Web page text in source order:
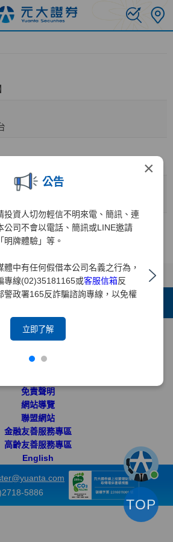
×
公告
投資人切勿輕信不明來電、簡訊、連
公司不會以電話、簡訊或LINE邀請
明牌體驗」等。
體中有任何假借本公司名義之行為，
專線(02)35181165或客服信箱反
警政署165反詐騙諮詢專線，以免權
立即了解
1
+
+重要須知
人資料保護法告知事項
保密措施
免責聲明
網站導覽
聯盟網站
金融友善服務專區
高齡友善服務專區
English
5886
TOP